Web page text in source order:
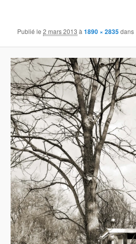
Publié le2 mars 2013 à1890 × 2835dans